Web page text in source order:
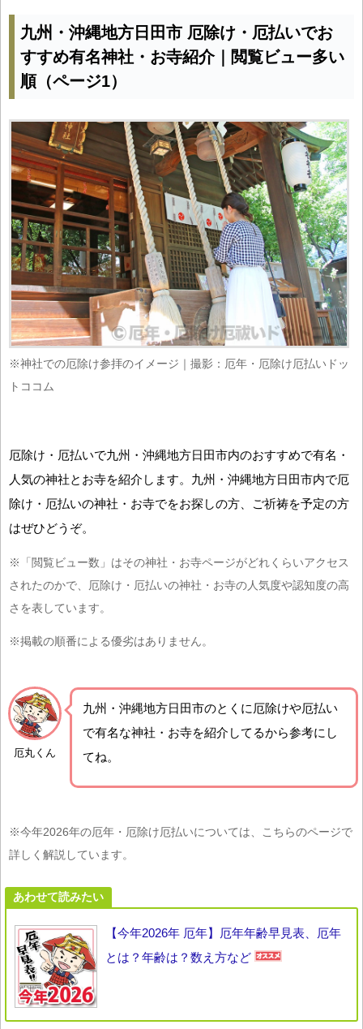
九州・沖縄地方日田市 厄除け・厄払いでお
すすめ有名神社・お寺紹介｜閲覧ビュー多い
順（ページ1）
※神社での厄除け参拝のイメージ｜撮影：厄年・厄除け厄払いドッ
トココム
厄除け・厄払いで九州・沖縄地方日田市内のおすすめで有名・
人気の神社とお寺を紹介します。九州・沖縄地方日田市内で厄
除け・厄払いの神社・お寺でをお探しの方、ご祈祷を予定の方
はぜひどうぞ。
※「閲覧ビュー数」はその神社・お寺ページがどれくらいアクセス
されたのかで、厄除け・厄払いの神社・お寺の人気度や認知度の高
さを表しています。
※掲載の順番による優劣はありません。
厄丸くん
九州・沖縄地方日田市のとくに厄除けや厄払い
で有名な神社・お寺を紹介 してるから参考にし
てね。
※今年2026年の厄年・厄除け厄払いについては、こちらのページで
詳しく解説しています。
あわせて読みたい
【今年2026年 厄年】厄年年齢早見表、厄年
とは？年齢は？数え方など